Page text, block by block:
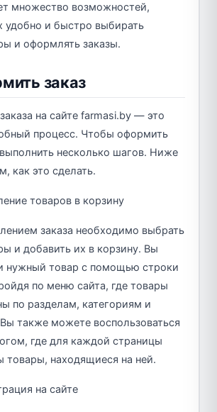
множество возможностей,
удобно и быстро выбирать
и оформлять заказы.
заказ
на сайте farmasi.by — это
процесс. Чтобы оформить
несколько шагов. Ниже
как это сделать.
товаров в корзину
заказа необходимо выбрать
и добавить их в корзину. Вы
нужный товар с помощью строки
по меню сайта, где товары
по разделам, категориям и
также можете воспользоваться
где для каждой страницы
товары, находящиеся на ней.
на сайте